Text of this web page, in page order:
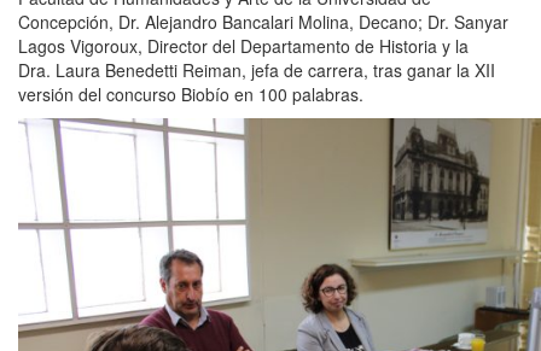
Concepción, Dr. Alejandro Bancalari Molina, Decano; Dr. Sanyar
Lagos Vigoroux, Director del Departamento de Historia y la
Dra. Laura Benedetti Reiman, jefa de carrera, tras ganar la XII
versión del concurso Biobío en 100 palabras.